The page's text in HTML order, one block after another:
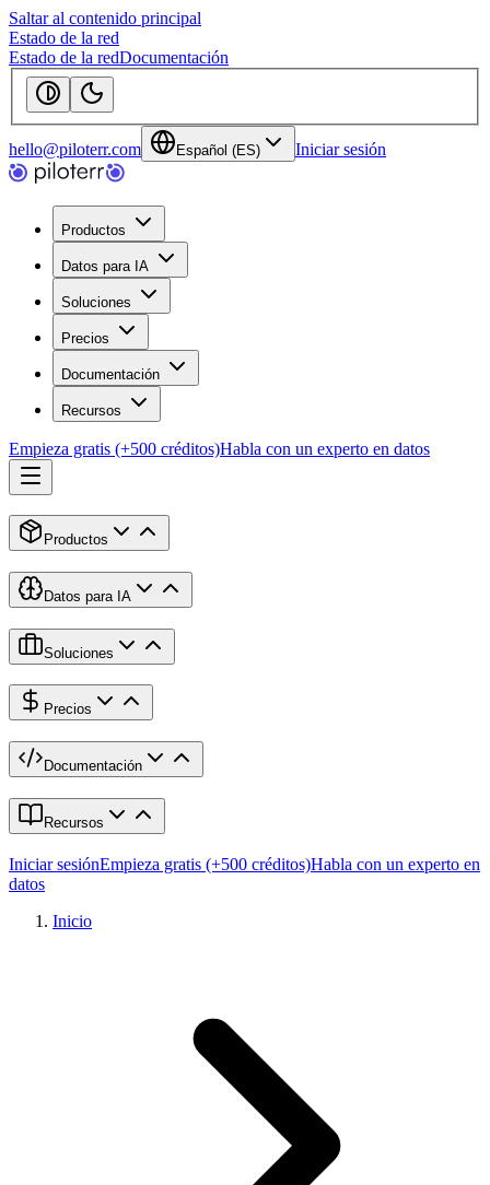
Saltar al contenido principal
Estado de la red
Estado de la redDocumentación
hello@piloterr.com Español (ES) Iniciar sesión
Productos
Datos para IA
Soluciones
Precios
Documentación
Recursos
Empieza gratis (+500 créditos)Habla con un experto en datos
Productos
Datos para IA
Soluciones
Precios
Documentación
Recursos
Iniciar sesiónEmpieza gratis (+500 créditos)Habla con un experto en
datos
Inicio